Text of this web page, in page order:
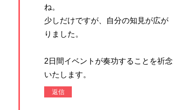
ね。
少しだけですが、自分の知見が広が
りました。
2日間イベントが奏功することを祈念
いたします。
返信